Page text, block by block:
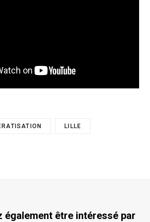
LILLE
également être intéressé par